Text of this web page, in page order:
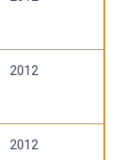
2012
2012